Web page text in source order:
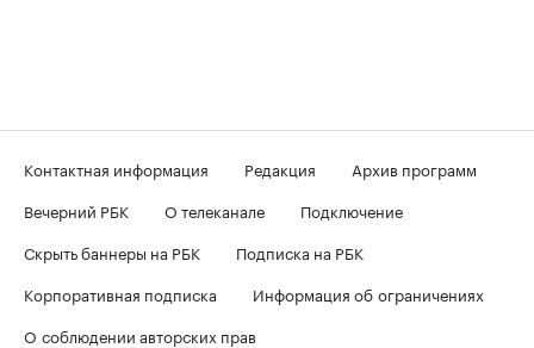
Контактная информация Редакция
Архив программ
Вечерний РБК
О телеканале
Подключение
Скрыть баннеры на РБК
Подписка на РБК
Корпоративная подписка
Информация об ограничениях
О соблюдении авторских прав